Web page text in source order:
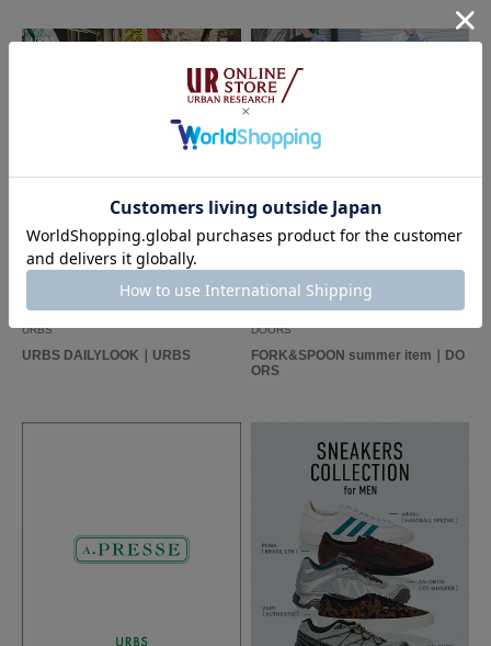
2026.06.30
URBS
URBS DAILYLOOK｜URBS
DOORS
FORK&SPOON summer item｜DO
ORS